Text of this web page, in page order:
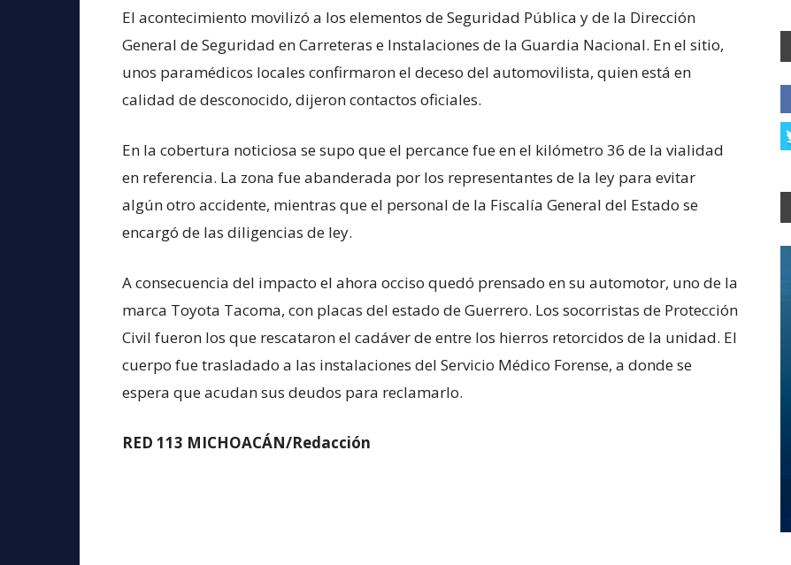
El acontecimiento movilizó a los elementos de Seguridad Pública y de la Dirección
General de Seguridad en Carreteras e Instalaciones de la Guardia Nacional. En el sitio,
unos paramédicos locales confirmaron el deceso del automovilista, quien está en
calidad de desconocido, dijeron contactos oficiales.
En la cobertura noticiosa se supo que el percance fue en el kilómetro 36 de la vialidad
en referencia. La zona fue abanderada por los representantes de la ley para evitar
algún otro accidente, mientras que el personal de la Fiscalía General del Estado se
encargó de las diligencias de ley.
A consecuencia del impacto el ahora occiso quedó prensado en su automotor, uno de la
marca Toyota Tacoma, con placas del estado de Guerrero. Los socorristas de Protección
Civil fueron los que rescataron el cadáver de entre los hierros retorcidos de la unidad. El
cuerpo fue trasladado a las instalaciones del Servicio Médico Forense, a donde se
espera que acudan sus deudos para reclamarlo.
RED 113 MICHOACÁN/Redacción